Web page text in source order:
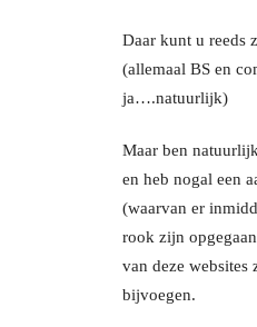
Daar kunt u
(allemaal BS en
ja….natuurlijk)
Maar ben
en heb nogal een
(waarvan er
rook zijn
van deze
bijvoegen.